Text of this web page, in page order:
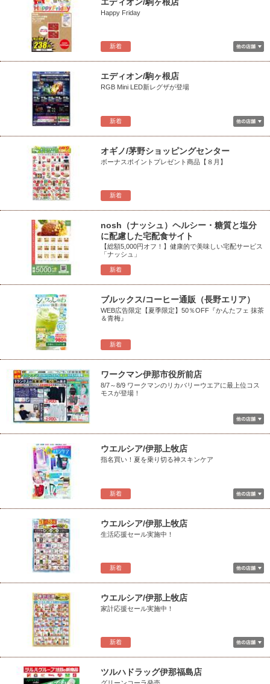
新着
Happy Friday
新着
エディオン/駒ヶ根店
RGB Mini LED新レグザが登場
新着
オギノ/茅野ショッピングセンター
ボーナスポイントプレゼント商品【８月】
新着
nosh（ナッシュ）ヘルシー・糖質と塩分
に配慮した宅配食サイト
【総額5,000円オフ！】健康的で美味しい宅配サービス
「ナッシュ」
新着
ブルックス/コーヒー通販（長野エリア）
WEB広告限定【夏季限定】50％OFF『かんたフェ 抹茶
＆青梅』
ワークマン伊那市役所前店
8/7～8/9 ワークマンのリカバリーウエアに最上位コス
モスが登場！
新着
ウエルシア/伊那上牧店
指名買い！夏を乗り切る神スキンケア
新着
ウエルシア/伊那上牧店
生活応援セール実施中！
新着
ウエルシア/伊那上牧店
家計応援セール実施中！
ツルハドラッグ伊那福島店